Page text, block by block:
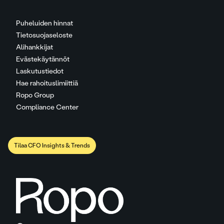
Puheluiden hinnat
Tietosuojaseloste
Alihankkijat
Evästekäytännöt
Laskutustiedot
Hae rahoituslimiittiä
Ropo Group
Compliance Center
Tilaa CFO Insights & Trends